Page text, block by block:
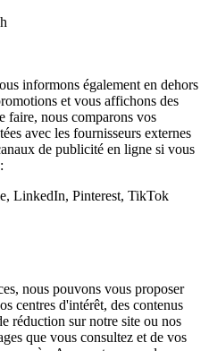
informons également en dehors
et vous affichons des
faire, nous comparons vos
avec les fournisseurs externes
de publicité en ligne si vous
LinkedIn, Pinterest, TikTok
nous pouvons vous proposer
centres d'intérêt, des contenus
réduction sur notre site ou nos
que vous consultez et de vos